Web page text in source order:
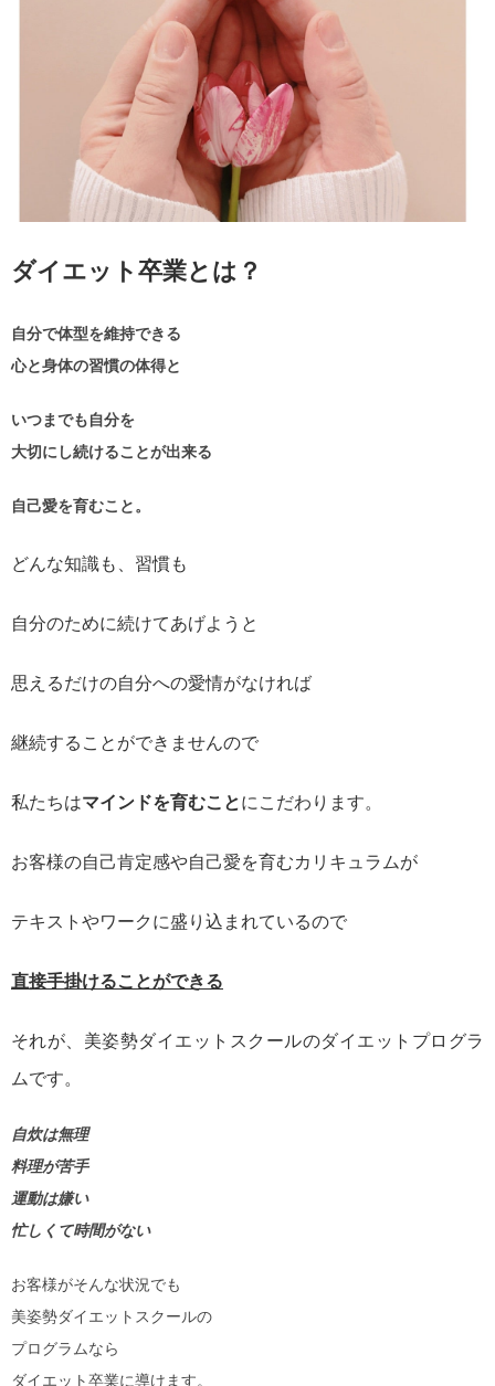
ダイエット卒業とは？
自分で体型を維持できる
心と身体の習慣の体得と
いつまでも自分を
大切にし続けることが出来る
自己愛を育むこと。
どんな知識も、習慣も
自分のために続けてあげようと
思えるだけの自分への愛情がなければ
継続することができませんので
私たちはマインドを育むことにこだわります。
お客様の自己肯定感や自己愛を育むカリキュラムが
テキストやワークに盛り込まれているので
直接手掛けることができる
それが、美姿勢ダイエットスクールのダイエットプログラ
ムです。
自炊は無理
料理が苦手
運動は嫌い
忙しくて時間がない
お客様がそんな状況でも
美姿勢ダイエットスクールの
プログラムなら
ダイエット卒業に導けます。